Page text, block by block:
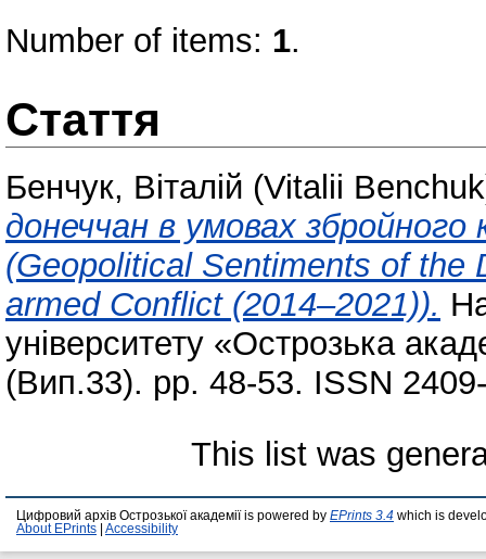
Number of items: 1.
Стаття
Бенчук, Віталій (Vitalii
донеччан в умовах
(Geopolitical Sentiments of the
armed Conflict (2014–2021)).
університету «Острозька
(Вип.33). pp. 48-53. ISSN
This list was
Цифровий архів Острозької академії is powered by EPrints 3.4 which is
About EPrints
Accessibility